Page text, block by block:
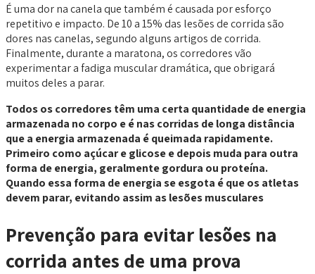
É uma dor na canela que também é causada por esforço
repetitivo e impacto. De 10 a 15% das lesões de corrida são
dores nas canelas, segundo alguns artigos de corrida.
Finalmente, durante a maratona, os corredores vão
experimentar a fadiga muscular dramática, que obrigará
muitos deles a parar.
Todos os corredores têm uma certa quantidade de energia
armazenada no corpo e é nas corridas de longa distância
que a energia armazenada é queimada rapidamente.
Primeiro como açúcar e glicose e depois muda para outra
forma de energia, geralmente gordura ou proteína.
Quando essa forma de energia se esgota é que os atletas
devem parar, evitando assim as lesões musculares
Prevenção para evitar lesões na
corrida antes de uma prova